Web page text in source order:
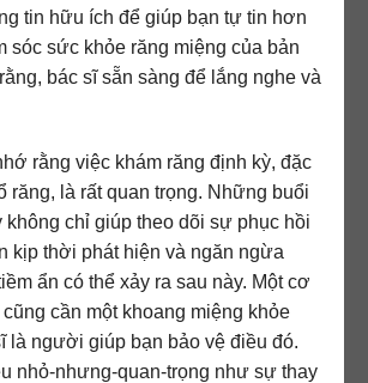
tin hữu ích để giúp bạn tự tin hơn
sóc sức khỏe răng miệng của bản
bác sĩ sẵn sàng để lắng nghe và
rằng việc khám răng định kỳ, đặc
răng, là rất quan trọng. Những buổi
không chỉ giúp theo dõi sự phục hồi
kịp thời phát hiện và ngăn ngừa
ẩn có thể xảy ra sau này. Một cơ
cần một khoang miệng khỏe
là người giúp bạn bảo vệ điều đó.
nhỏ-nhưng-quan-trọng như sự thay